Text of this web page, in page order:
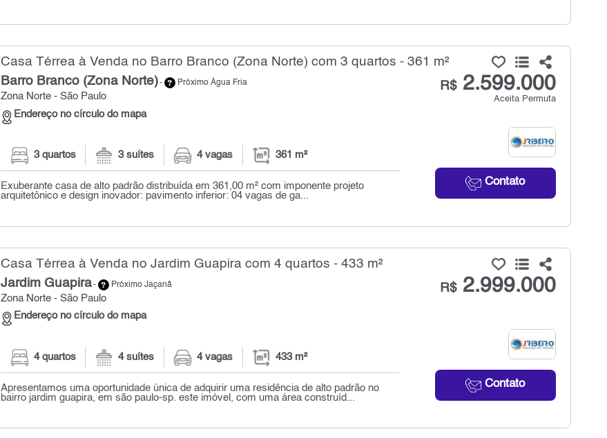
Casa Térrea à Venda no Barro Branco (Zona Norte) com 3 quartos - 361 m²
Barro Branco (Zona Norte)- Próximo Água Fria
Zona Norte - São Paulo
Endereço no círculo do mapa
R$2.599.000
Aceita Permuta
Contato
3 quartos 3 suítes 4 vagas 361 m²
Exuberante casa de alto padrão distribuída em 361,00 m² com imponente projeto
arquitetônico e design inovador: pavimento inferior: 04 vagas de ga...
Casa Térrea à Venda no Jardim Guapira com 4 quartos - 433 m²
Jardim Guapira- Próximo Jaçanã
Zona Norte - São Paulo
Endereço no círculo do mapa
R$2.999.000
Contato
4 quartos 4 suítes 4 vagas 433 m²
Apresentamos uma oportunidade única de adquirir uma residência de alto padrão no
bairro jardim guapira, em são paulo-sp. este imóvel, com uma área construíd...